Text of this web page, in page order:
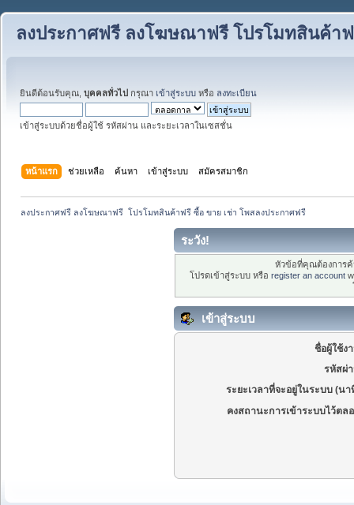
ลงประกาศฟรี ลงโฆษณาฟรี โปรโมทสินค้า
ยินดีต้อนรับคุณ, บุคคลทั่วไป กรุณา เข้าสู่ระบบ หรือ ลงทะเบียน
เข้าสู่ระบบด้วยชื่อผู้ใช้ รหัสผ่าน และระยะเวลาในเซสชั่น
หน้าแรก ช่วยเหลือ ค้นหา เข้าสู่ระบบ สมัครสมาชิก
ลงประกาศฟรี ลงโฆษณาฟรี  โปรโมทสินค้าฟรี ซื้อ ขาย เช่า โพสลงประกาศฟรี
ระวัง!
หัวข้อที่คุณต้องการ
โปรดเข้าสู่ระบบ หรือ register an account
เข้าสู่ระบบ
ชื่อผู้ใช้ง
รหัสผ่
ระยะเวลาที่จะอยู่ในระบบ (นา
คงสถานะการเข้าระบบไว้ตล